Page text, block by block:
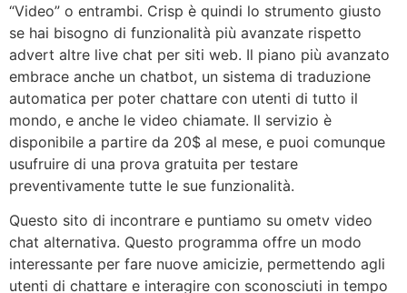
“Video” o entrambi. Crisp è quindi lo strumento giusto
se hai bisogno di funzionalità più avanzate rispetto
advert altre live chat per siti web. Il piano più avanzato
embrace anche un chatbot, un sistema di traduzione
automatica per poter chattare con utenti di tutto il
mondo, e anche le video chiamate. Il servizio è
disponibile a partire da 20$ al mese, e puoi comunque
usufruire di una prova gratuita per testare
preventivamente tutte le sue funzionalità.
Questo sito di incontrare e puntiamo su ometv video
chat alternativa. Questo programma offre un modo
interessante per fare nuove amicizie, permettendo agli
utenti di chattare e interagire con sconosciuti in tempo